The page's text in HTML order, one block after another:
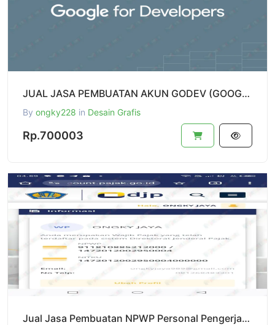
JUAL JASA PEMBUATAN AKUN GODEV (GOOGLE DEVELOPER) New
By ongky228 in Desain Grafis
Rp.700003
Jual Jasa Pembuatan NPWP Personal Pengerjaan Cepat,Profesional,Dan Resmi